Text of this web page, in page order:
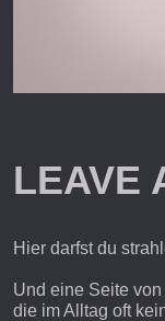
LEAVE
Hier darfst du
Und eine Seite
die im Alltag oft